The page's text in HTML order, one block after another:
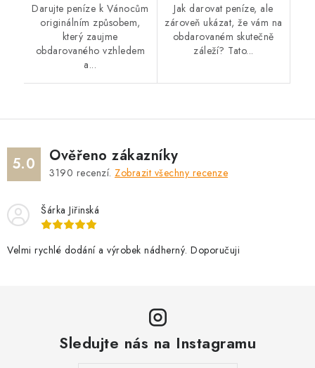
Darujte peníze k Vánocům
originálním způsobem,
který zaujme
obdarovaného vzhledem
a...
Jak darovat peníze, ale
zároveň ukázat, že vám na
obdarovaném skutečně
záleží? Tato...
5.0 Ověřeno zákazníky
3190 recenzí. Zobrazit všechny recenze
Šárka Jiřinská
Velmi rychlé dodání a výrobek nádherný. Doporučuji
Sledujte nás na Instagramu